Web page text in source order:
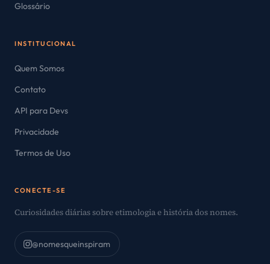
Glossário
INSTITUCIONAL
Quem Somos
Contato
API para Devs
Privacidade
Termos de Uso
CONECTE-SE
Curiosidades diárias sobre etimologia e história dos nomes.
@nomesqueinspiram